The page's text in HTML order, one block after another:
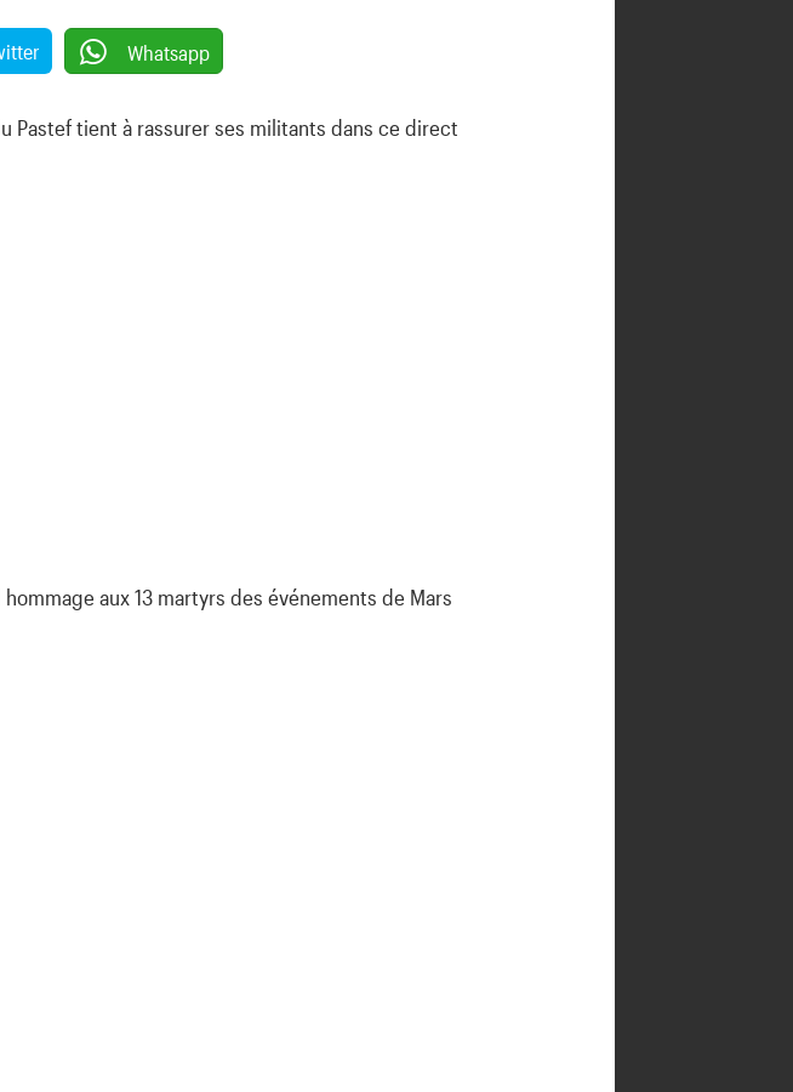
Whatsapp
Pastef tient à rassurer ses militants dans ce direct
aux 13 martyrs des événements de Mars